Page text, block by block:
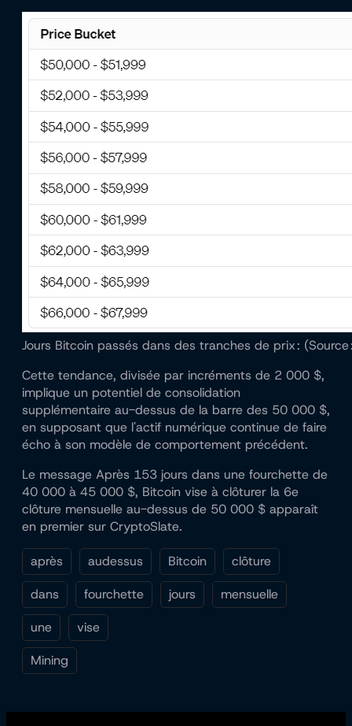
Jours Bitcoin passés dans des tranches de prix : (Source
Cette tendance, divisée par incréments de 2 000 $,
implique un potentiel de consolidation
supplémentaire au-dessus de la barre des 50 000 $,
en supposant que l'actif numérique continue de faire
écho à son modèle de comportement précédent.
Le message Après 153 jours dans une fourchette de
40 000 à 45 000 $, Bitcoin vise à clôturer la 6e
clôture mensuelle au-dessus de 50 000 $ apparaît
en premier sur CryptoSlate.
après audessus Bitcoin
clôture
dans
fourchette jours
mensuelle
une
vise
Mining